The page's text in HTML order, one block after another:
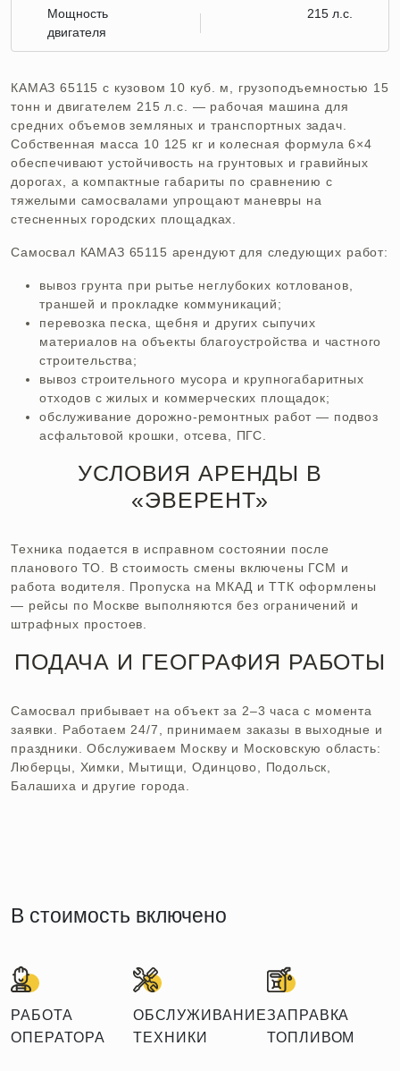
Мощность
двигателя
215 л.с.
КАМАЗ 65115 с кузовом 10 куб. м, грузоподъемностью 15
тонн и двигателем 215 л.с. — рабочая машина для
средних объемов земляных и транспортных задач.
Собственная масса 10 125 кг и колесная формула 6×4
обеспечивают устойчивость на грунтовых и гравийных
дорогах, а компактные габариты по сравнению с
тяжелыми самосвалами упрощают маневры на
стесненных городских площадках.
Самосвал КАМАЗ 65115 арендуют для следующих работ:
вывоз грунта при рытье неглубоких котлованов,
траншей и прокладке коммуникаций;
перевозка песка, щебня и других сыпучих
материалов на объекты благоустройства и частного
строительства;
вывоз строительного мусора и крупногабаритных
отходов с жилых и коммерческих площадок;
обслуживание дорожно-ремонтных работ — подвоз
асфальтовой крошки, отсева, ПГС.
УСЛОВИЯ АРЕНДЫ В
«ЭВЕРЕНТ»
Техника подается в исправном состоянии после
планового ТО. В стоимость смены включены ГСМ и
работа водителя. Пропуска на МКАД и ТТК оформлены
— рейсы по Москве выполняются без ограничений и
штрафных простоев.
ПОДАЧА И ГЕОГРАФИЯ РАБОТЫ
Самосвал прибывает на объект за 2–3 часа с момента
заявки. Работаем 24/7, принимаем заказы в выходные и
праздники. Обслуживаем Москву и Московскую область:
Люберцы, Химки, Мытищи, Одинцово, Подольск,
Балашиха и другие города.
В стоимость включено
РАБОТА
ОПЕРАТОРА
ОБСЛУЖИВАНИЕ
ТЕХНИКИ
ЗАПРАВКА
ТОПЛИВОМ